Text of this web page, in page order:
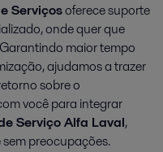
Serviçosoferece suporte
onde quer que
maior tempo
ajudamos a trazer
sobre o
você para integrar
Serviço Alfa Laval,
preocupações.